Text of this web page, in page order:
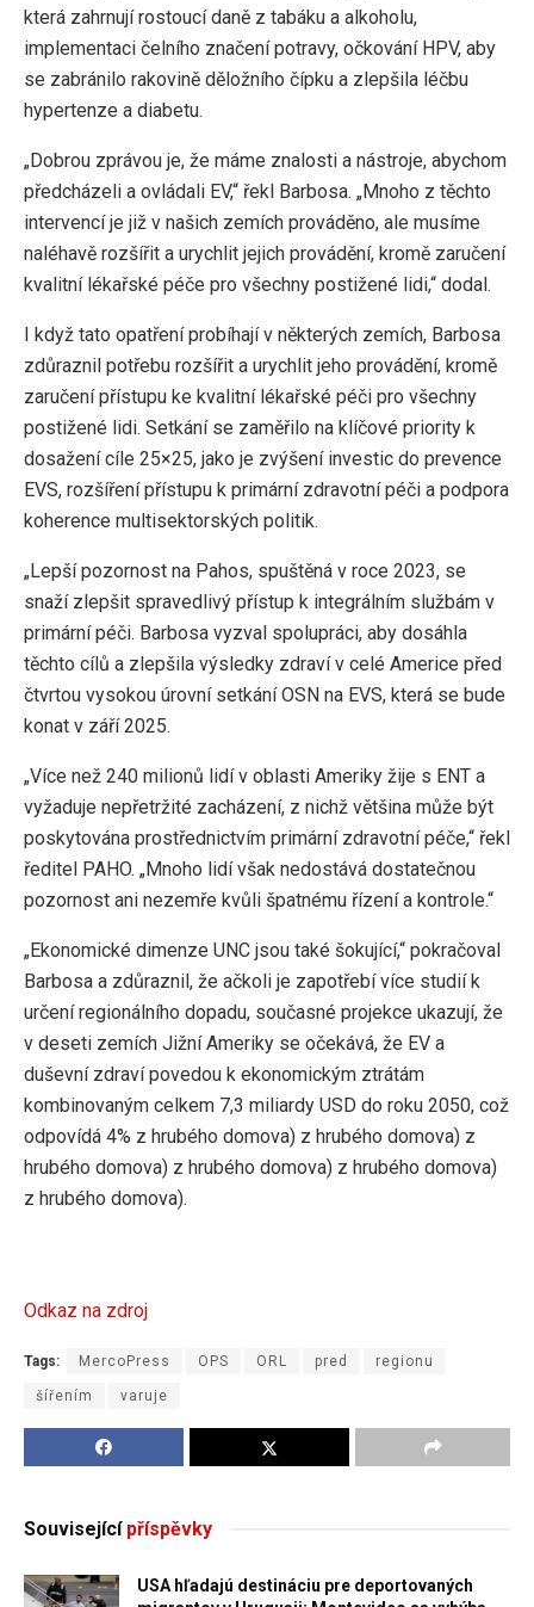
která zahrnují rostoucí daně z tabáku a alkoholu,
implementaci čelního značení potravy, očkování HPV, aby
se zabránilo rakovině děložního čípku a zlepšila léčbu
hypertenze a diabetu.
„Dobrou zprávou je, že máme znalosti a nástroje, abychom
předcházeli a ovládali EV,“ řekl Barbosa. „Mnoho z těchto
intervencí je již v našich zemích prováděno, ale musíme
naléhavě rozšířit a urychlit jejich provádění, kromě zaručení
kvalitní lékařské péče pro všechny postižené lidi,“ dodal.
I když tato opatření probíhají v některých zemích, Barbosa
zdůraznil potřebu rozšířit a urychlit jeho provádění, kromě
zaručení přístupu ke kvalitní lékařské péči pro všechny
postižené lidi. Setkání se zaměřilo na klíčové priority k
dosažení cíle 25×25, jako je zvýšení investic do prevence
EVS, rozšíření přístupu k primární zdravotní péči a podpora
koherence multisektorských politik.
„Lepší pozornost na Pahos, spuštěná v roce 2023, se
snaží zlepšit spravedlivý přístup k integrálním službám v
primární péči. Barbosa vyzval spolupráci, aby dosáhla
těchto cílů a zlepšila výsledky zdraví v celé Americe před
čtvrtou vysokou úrovní setkání OSN na EVS, která se bude
konat v září 2025.
„Více než 240 milionů lidí v oblasti Ameriky žije s ENT a
vyžaduje nepřetržité zacházení, z nichž většina může být
poskytována prostřednictvím primární zdravotní péče,“ řekl
ředitel PAHO. „Mnoho lidí však nedostává dostatečnou
pozornost ani nezemře kvůli špatnému řízení a kontrole.“
„Ekonomické dimenze UNC jsou také šokující,“ pokračoval
Barbosa a zdůraznil, že ačkoli je zapotřebí více studií k
určení regionálního dopadu, současné projekce ukazují, že
v deseti zemích Jižní Ameriky se očekává, že EV a
duševní zdraví povedou k ekonomickým ztrátám
kombinovaným celkem 7,3 miliardy USD do roku 2050, což
odpovídá 4% z hrubého domova) z hrubého domova) z
hrubého domova) z hrubého domova) z hrubého domova)
z hrubého domova).
Odkaz na zdroj
Tags: MercoPress OPS ORL pred regionu
šířením varuje
Souvisejícípříspěvky
USA hľadajú destináciu pre deportovaných